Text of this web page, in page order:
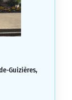
Guizières,